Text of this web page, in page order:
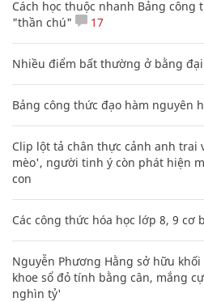
Cách học thuộc nhanh Bảng
"thần chú"
17
Nhiều điểm bất thường ở bằng đại
Bảng công thức đạo hàm nguyên
Clip lột tả chân thực cảnh anh trai
mèo', người tinh ý còn phát hiện
con
Các công thức hóa học lớp 8, 9 cơ
Nguyễn Phương Hằng sở hữu
khoe sổ đỏ tính bằng cân, mắng
nghìn tỷ'